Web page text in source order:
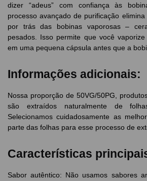
dizer “adeus” com confiança às
processo avançado de purificação
por trás das bobinas vaporosas –
pesados. Isso permite que você
em uma pequena cápsula antes que a
Informações adicionais:
Nossa proporção de 50VG/50PG,
são extraídos naturalmente de
Selecionamos cuidadosamente as
parte das folhas para esse processo de
Características
Sabor autêntico: Não usamos sabores